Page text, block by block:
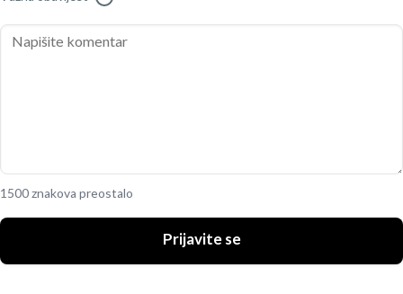
1500 znakova preostalo
Prijavite se